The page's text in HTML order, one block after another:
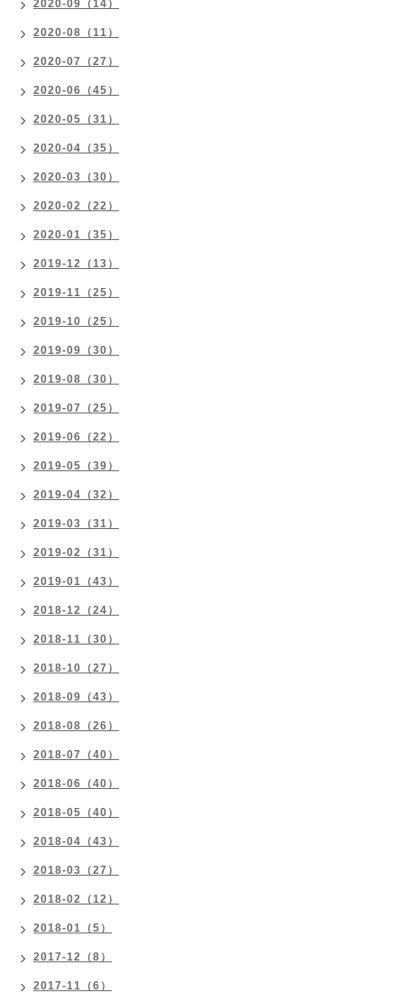
2020-09（14）
2020-08（11）
2020-07（27）
2020-06（45）
2020-05（31）
2020-04（35）
2020-03（30）
2020-02（22）
2020-01（35）
2019-12（13）
2019-11（25）
2019-10（25）
2019-09（30）
2019-08（30）
2019-07（25）
2019-06（22）
2019-05（39）
2019-04（32）
2019-03（31）
2019-02（31）
2019-01（43）
2018-12（24）
2018-11（30）
2018-10（27）
2018-09（43）
2018-08（26）
2018-07（40）
2018-06（40）
2018-05（40）
2018-04（43）
2018-03（27）
2018-02（12）
2018-01（5）
2017-12（8）
2017-11（6）